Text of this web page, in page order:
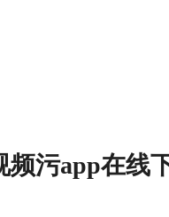
频污app在线